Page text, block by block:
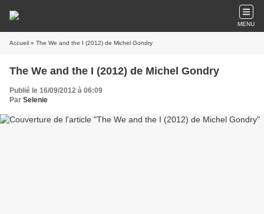
MENU
Accueil » The We and the I (2012) de Michel Gondry
The We and the I (2012) de Michel Gondry
Publié le 16/09/2012 à 06:09
Par Selenie